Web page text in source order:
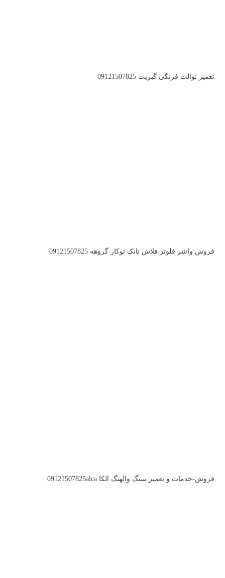
تعمیر توالت فرنگی گبریت 09121507825
فروش واشر فلوتر فلاش تانک توکار گروهه 09121507825
فروش-خدمات و تعمیر سنگ والهنگ الکا 09121507825alca